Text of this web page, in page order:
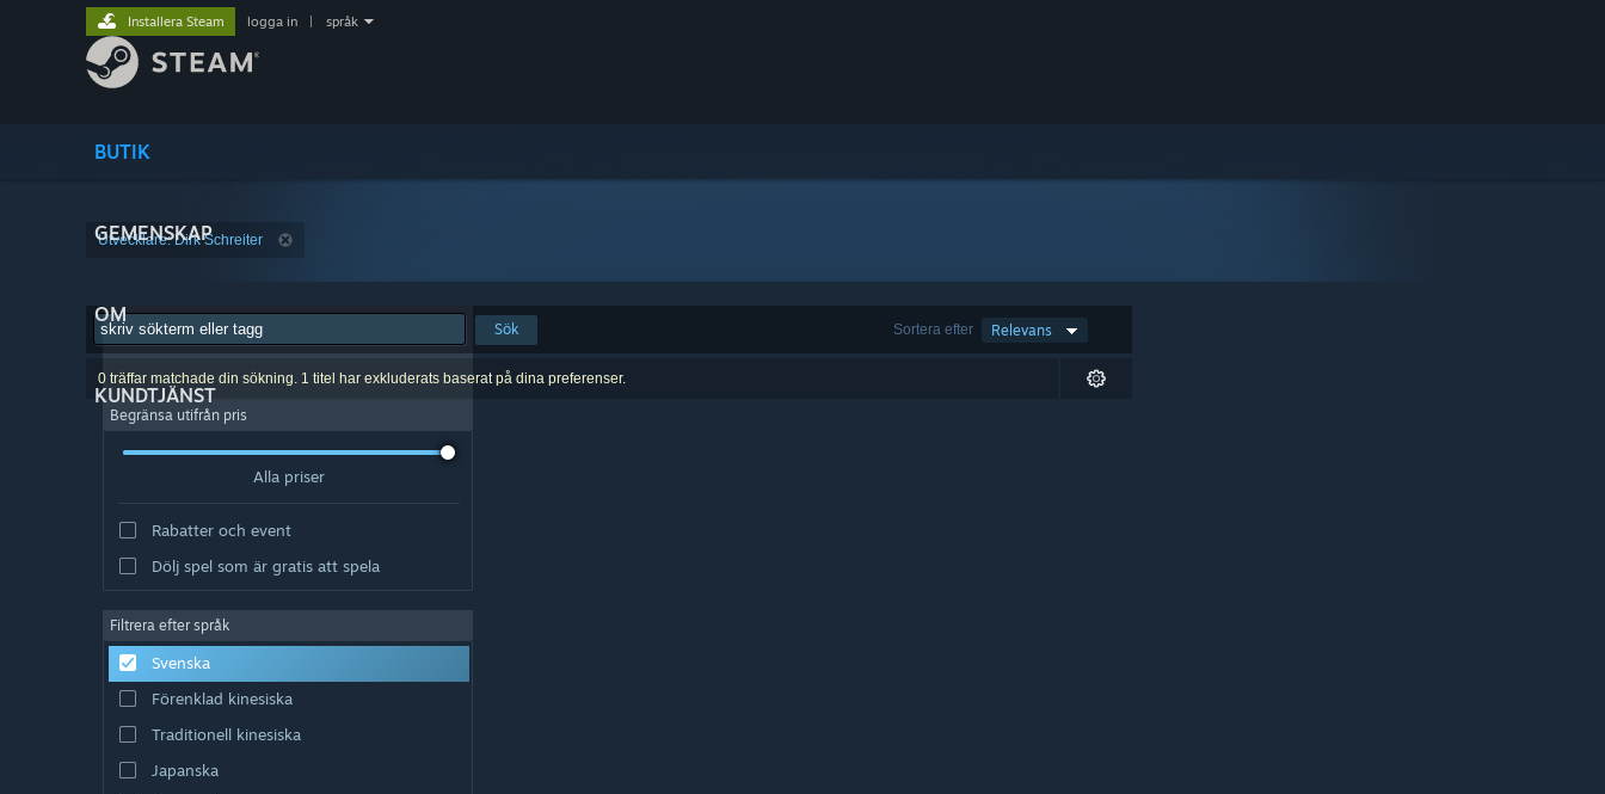
BUTIK
GEMENSKAP
OM
KUNDTJÄNST
Installera Steam logga in språk
Utvecklare: Dirk Schreiter
Sortera efter Relevans
Sök
0 träffar matchade din sökning. 1 titel har exkluderats baserat på dina preferenser.
Begränsa utifrån pris
Alla priser
Rabatter och event
Dölj spel som är gratis att spela
Filtrera efter språk
Svenska
Förenklad kinesiska
Traditionell kinesiska
Japanska